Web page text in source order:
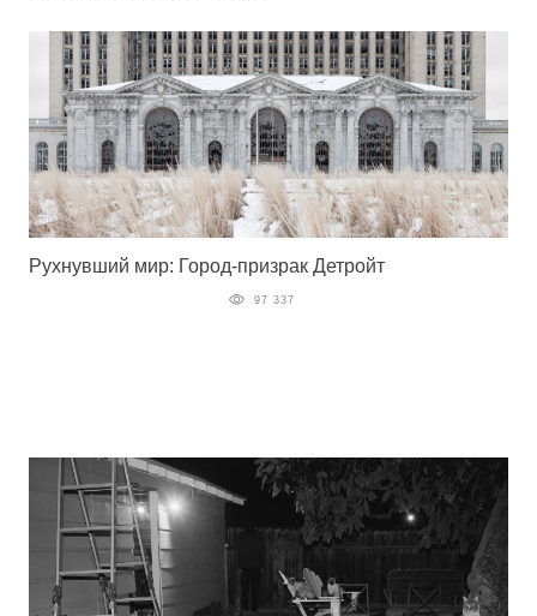
Рухнувший мир: Город-призрак Детройт
97 337